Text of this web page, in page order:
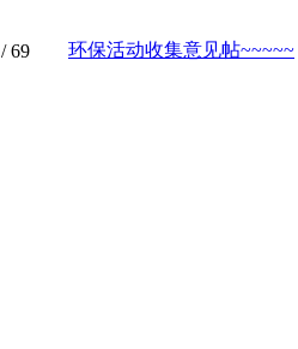
/ 69 环保活动收集意见帖~~~~~